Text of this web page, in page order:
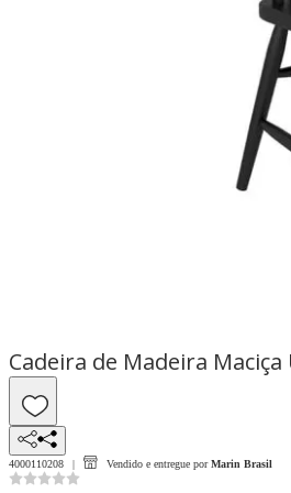
Cadeira de Madeira
4000110208 Vendido e entregue por Marin Brasil